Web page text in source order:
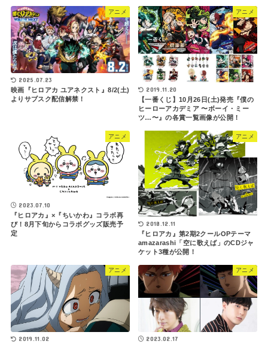
アニメ
2025.07.23
映画『ヒロアカ ユアネクスト』8/2(土)
よりサブスク配信解禁！
アニメ
2019.11.20
【一番くじ】10月26日(土)発売『僕の
ヒーローアカデミア 〜ボーイ・ミー
ツ…〜』の各賞一覧画像が公開！
アニメ
2023.07.10
『ヒロアカ』×『ちいかわ』コラボ再
び！8月下旬からコラボグッズ販売予
定
アニメ
2018.12.11
『ヒロアカ』第2期2クールOPテーマ
amazarashi「空に歌えば」のCDジャ
ケット3種が公開！
アニメ
2019.11.02
アニメ
2023.02.17